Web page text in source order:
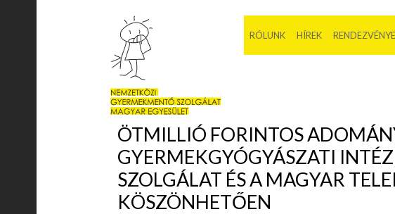
RÓLUNK HÍREK
ÖTMILLIÓ FORINTOS
GYERMEKGYÓGYÁSZATI
SZOLGÁLAT ÉS A MAGYAR
KÖSZÖNHETŐEN